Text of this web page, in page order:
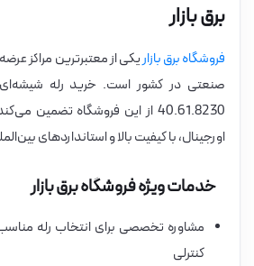
برق بازار
فروشگاه برق بازاریکی از معتبرترین مراکز
40.61.8230 از این فروشگاه
اورجینال، با کیفیت بالا و استانداردهای
خدمات ویژه فروشگاه برق بازار
مشاوره تخصصی برای انتخاب رله
کنترلی